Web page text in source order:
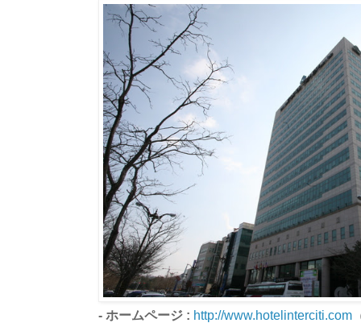
- ホームページ : http://www.hotelinterciti.com